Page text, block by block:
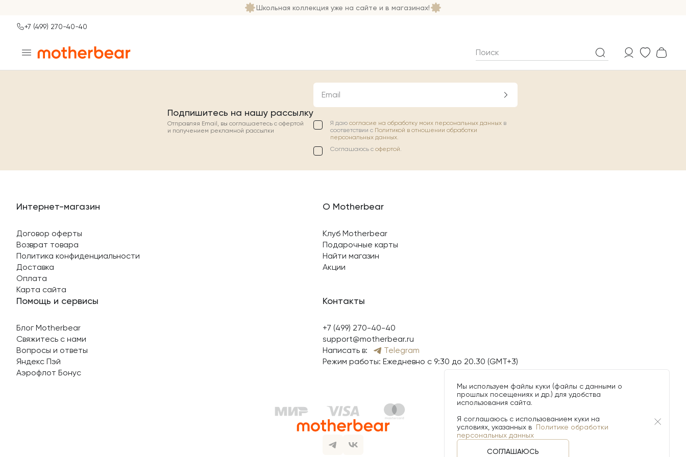
Школьная коллекция уже на сайте и в магазинах!
Ваш город
+7 (499) 270-40-40
Подпишитесь на нашу рассылку
Отправляя Email, вы соглашаетесь с офертой
и получением рекламной рассылки
Email
Я даю согласие на обработку моих персональных данных в
соответствии с Политикой в отношении обработки
персональных данных.
Соглашаюсь с офертой.
Интернет-магазин
Договор оферты
Возврат товара
Политика конфиденциальности
Доставка
Оплата
Карта сайта
О Motherbear
Клуб Motherbear
Подарочные карты
Найти магазин
Акции
Помощь и сервисы
Блог Motherbear
Свяжитесь с нами
Вопросы и ответы
Яндекс Пэй
Аэрофлот Бонус
Контакты
+7 (499) 270-40-40
support@motherbear.ru
Написать в:
Telegram
Режим работы: Ежедневно с 9:30 до 20.30 (GMT+3)
Мы используем файлы куки (файлы с данными о
прошлых посещениях и др.) для удобства
использования сайта.
Я соглашаюсь с использованием куки на
условиях, указанных в Политике обработки
персональных данных
СОГЛАШАЮСЬ